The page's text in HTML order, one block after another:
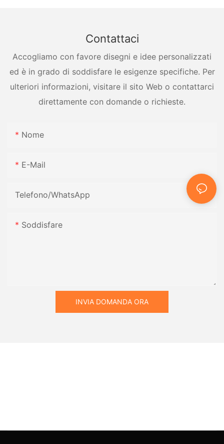
Contattaci
Accogliamo con favore disegni e idee personalizzati
ed è in grado di soddisfare le esigenze specifiche. Per
ulteriori informazioni, visitare il sito Web o contattarci
direttamente con domande o richieste.
Nome
E-Mail
Telefono/WhatsApp
Soddisfare
INVIA DOMANDA ORA